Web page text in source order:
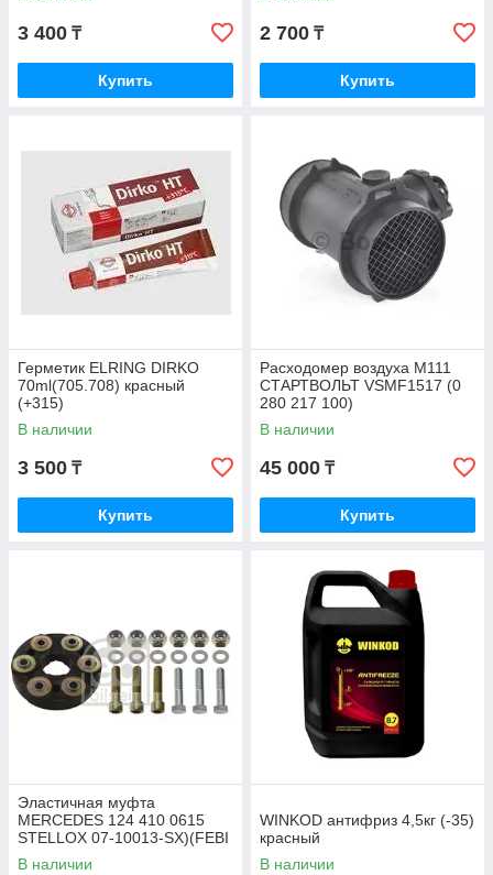
3 400 ₸
Купить
2 700 ₸
Купить
Герметик ELRING DIRKO
70ml(705.708) красный
(+315)
В наличии
3 500 ₸
Купить
Расходомер воздуха M111
СТАРТВОЛЬТ VSMF1517 (0
280 217 100)
В наличии
45 000 ₸
Купить
Эластичная муфта
MERCEDES 124 410 0615
STELLOX 07-10013-SX)(FEBI
1975)
В наличии
WINKOD антифриз 4,5кг (-35)
красный
В наличии